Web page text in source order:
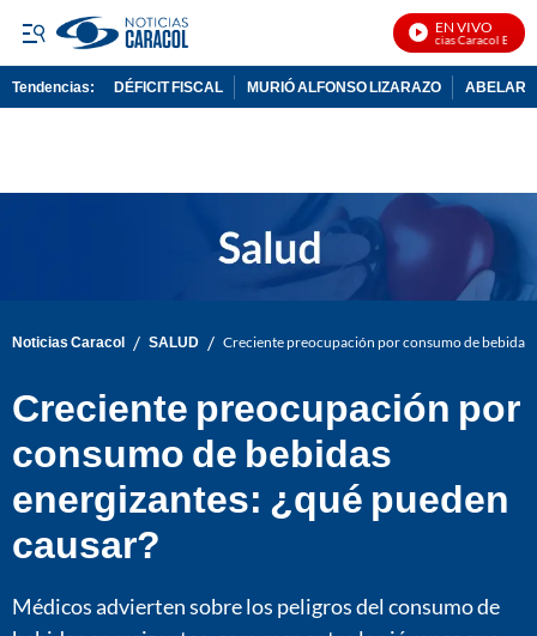
EN VIVO
Noticias Caracol En Vivo
Tendencias: DÉFICIT FISCAL MURIÓ ALFONSO LIZARAZO
Noticias Caracol / SALUD / Creciente preocupación por consumo de bebidas
Creciente preocupación por
consumo de bebidas
energizantes: ¿qué pueden
causar?
Médicos advierten sobre los peligros del consumo de